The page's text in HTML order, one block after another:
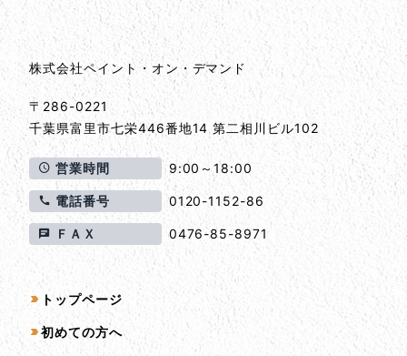
株式会社ペイント・オン・デマンド
〒286-0221
千葉県富里市七栄446番地14 第二相川ビル102
営業時間 9:00～18:00
電話番号 0120-1152-86
ＦＡＸ 0476-85-8971
サイトマップ
トップページ
初めての方へ